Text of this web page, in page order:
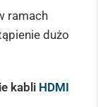
ramach
dużo
kabli HDMI